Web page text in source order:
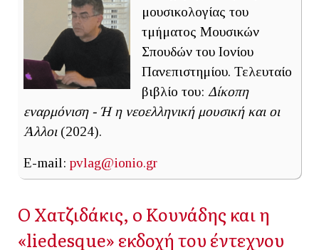
μουσικολογίας του
τμήματος Μουσικών
Σπουδών του Ιονίου
Πανεπιστημίου. Τελευταίο
βιβλίο του: Δίκοπη
εναρμόνιση - Ή η νεοελληνική μουσική και οι
Άλλοι(2024).
E-mail: pvlag@ionio.gr
O Χατζιδάκις, o Κουνάδης και η
«liedesque» εκδοχή του έντεχνου